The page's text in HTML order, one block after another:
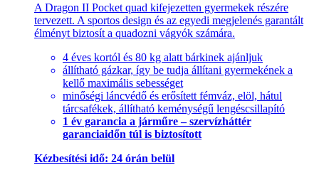
A Dragon II Pocket quad kifejezetten gyermekek részére
tervezett. A sportos design és az egyedi megjelenés garantált
élményt biztosít a quadozni vágyók számára.
4 éves kortól és 80 kg alatt bárkinek ajánljuk
állítható gázkar, így be tudja állítani gyermekének a
kellő maximális sebességet
minőségi láncvédő és erősített fémváz, elöl, hátul
tárcsafékek, állítható keménységű lengéscsillapító
1 év garancia a járműre – szervízháttér
garanciaidőn túl is biztosított
Kézbesítési idő: 24 órán belül